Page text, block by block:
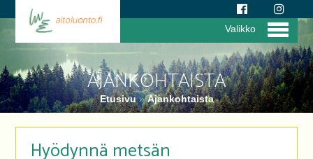
AJANKOHTAISTA
Etusivu»Ajankohtaista
Valikko
Hyödynnä metsän